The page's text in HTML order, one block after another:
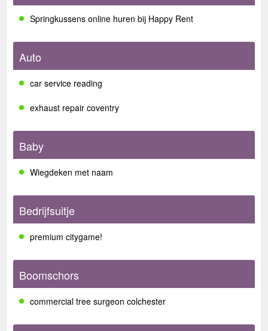
Springkussens online huren bij Happy Rent
Auto
car service reading
exhaust repair coventry
Baby
Wiegdeken met naam
Bedrijfsuitje
premium citygame!
Boomschors
commercial tree surgeon colchester